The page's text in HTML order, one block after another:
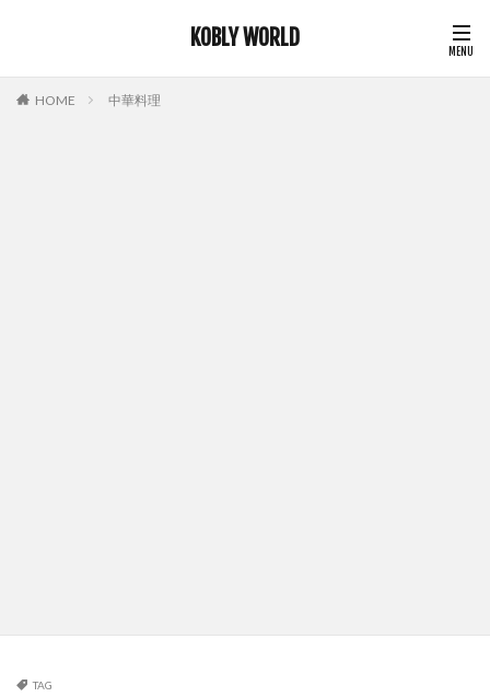
KOBLY WORLD
HOME 中華料理
TAG